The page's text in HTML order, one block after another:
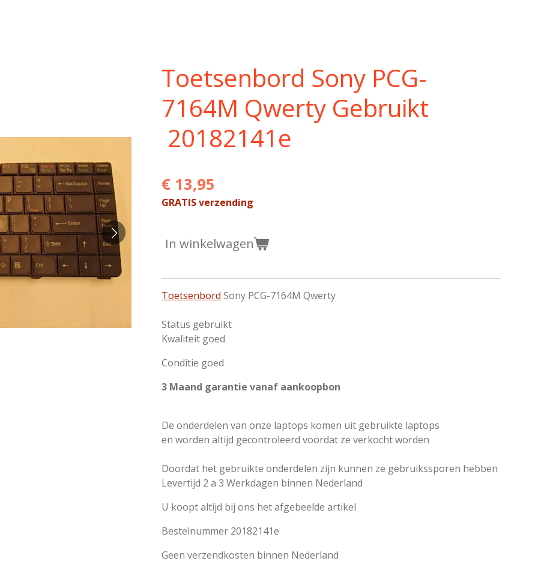
Toetsenbord Sony PCG-
7164M Qwerty Gebruikt
20182141e
€ 13,95
GRATIS verzending
In winkelwagen
Toetsenbord Sony PCG-7164M Qwerty
Status gebruikt
Kwaliteit goed
Conditie goed
3 Maand garantie vanaf aankoopbon
De onderdelen van onze laptops komen uit gebruikte laptops
en worden altijd gecontroleerd voordat ze verkocht worden
Doordat het gebruikte onderdelen zijn kunnen ze gebruikssporen hebben
Levertijd 2 a 3 Werkdagen binnen Nederland
U koopt altijd bij ons het afgebeelde artikel
Bestelnummer 20182141e
Geen verzendkosten binnen Nederland